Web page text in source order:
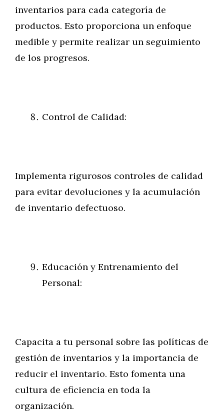
inventarios para cada categoría de
productos. Esto proporciona un enfoque
medible y permite realizar un seguimiento
de los progresos.
Control de Calidad:
Implementa rigurosos controles de calidad
para evitar devoluciones y la acumulación
de inventario defectuoso.
Educación y Entrenamiento del
Personal:
Capacita a tu personal sobre las políticas de
gestión de inventarios y la importancia de
reducir el inventario. Esto fomenta una
cultura de eficiencia en toda la
organización.